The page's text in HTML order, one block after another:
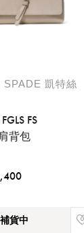
SPADE 凱特絲
FS
背包
補貨中